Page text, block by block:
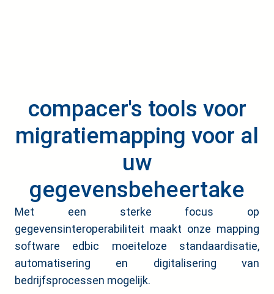
compacer's tools voor
migratiemapping voor al
uw
gegevensbeheertake
Met een sterke focus op
gegevensinteroperabiliteit maakt onze mapping
software edbic moeiteloze standaardisatie,
automatisering en digitalisering van
bedrijfsprocessen mogelijk.